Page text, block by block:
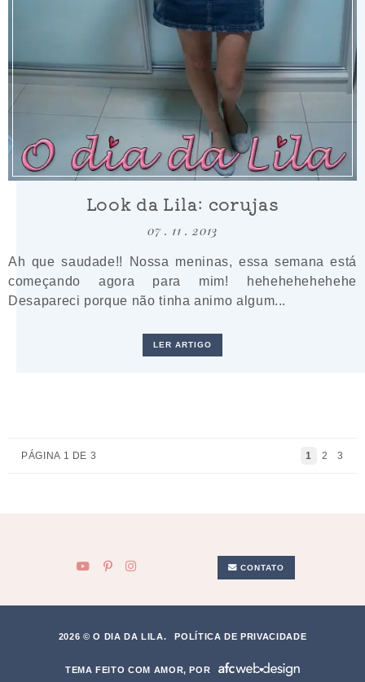
Look da Lila: corujas
07 . 11 . 2013
Ah que saudade!! Nossa meninas, essa semana está
começando agora para mim! hehehehehehehe
Desapareci porque não tinha animo algum...
LER ARTIGO
PÁGINA 1 DE 3 1 2 3
CONTATO
2026 © O DIA DA LILA. POLÍTICA DE PRIVACIDADE
TEMA FEITO COM AMOR, POR